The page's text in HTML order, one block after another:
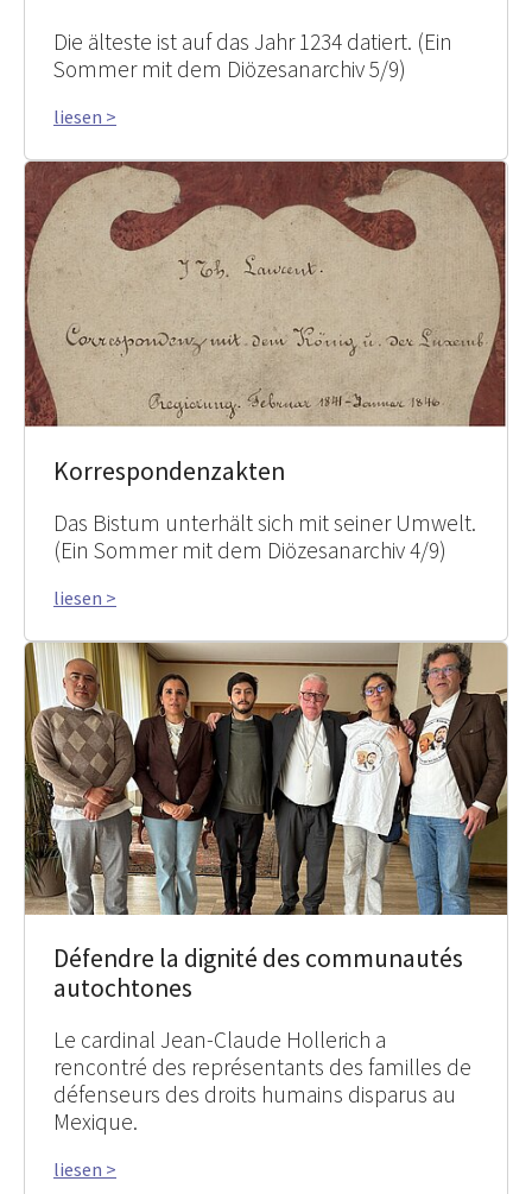
Die älteste ist auf das Jahr 1234 datiert. (Ein
Sommer mit dem Diözesanarchiv 5/9)
liesen >
Korrespondenzakten
Das Bistum unterhält sich mit seiner Umwelt.
(Ein Sommer mit dem Diözesanarchiv 4/9)
liesen >
Défendre la dignité des communautés
autochtones
Le cardinal Jean-Claude Hollerich a
rencontré des représentants des familles de
défenseurs des droits humains disparus au
Mexique.
liesen >